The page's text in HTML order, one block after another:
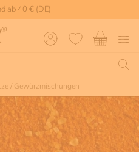
ab 40 € (DE)
/ Gewürzmischungen